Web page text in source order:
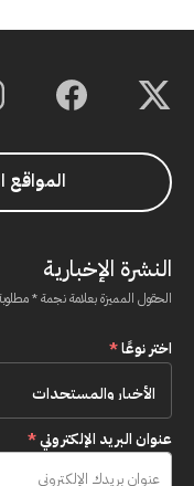
المواقع
النشرة الإخبارية
الحقول المميزة بعلامة نجمة *
اختر نوعًا*
عنوان البريد الإلكتروني*